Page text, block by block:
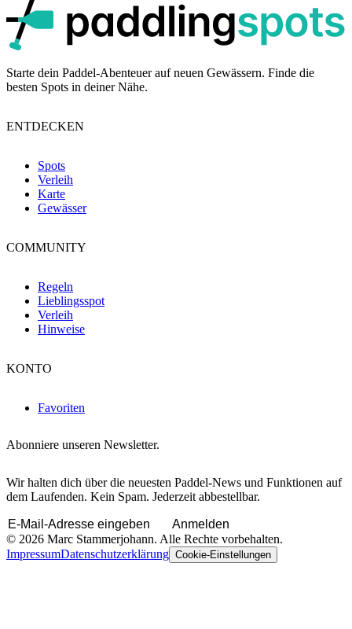
Starte dein Paddel-Abenteuer auf neuen Gewässern. Finde die
besten Spots in deiner Nähe.
ENTDECKEN
Spots
Verleih
Karte
Gewässer
COMMUNITY
Regeln
Lieblingsspot
Verleih
Hinweise
KONTO
Favoriten
Abonniere unseren Newsletter.
Wir halten dich über die neuesten Paddel-News und Funktionen auf
dem Laufenden. Kein Spam. Jederzeit abbestellbar.
Anmelden
© 2026 Marc Stammerjohann. Alle Rechte vorbehalten.
ImpressumDatenschutzerklärung Cookie-Einstellungen